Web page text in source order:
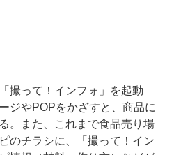
撮って！インフォ」を起動
ジやPOPをかざすと、商品に
。また、これまで食品売り場
のチラシに、「撮って！イン